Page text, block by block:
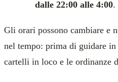
dalle 22:00 alle 4:00.
Gli orari possono cambiare e
nel tempo: prima di guidare
cartelli in loco e le ordinanze